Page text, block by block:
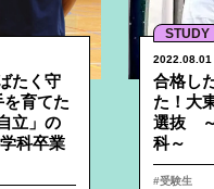
たく守
育てた
立」の
科卒業
STUDY
2022.08.01
合格し
た！大
選抜 ～
科～
受験生